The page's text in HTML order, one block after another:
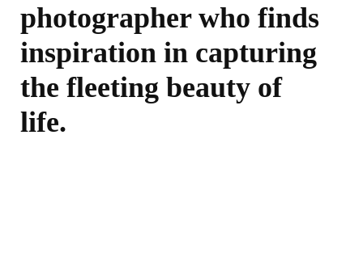
photographer who finds
inspiration in capturing
the fleeting beauty of
life.